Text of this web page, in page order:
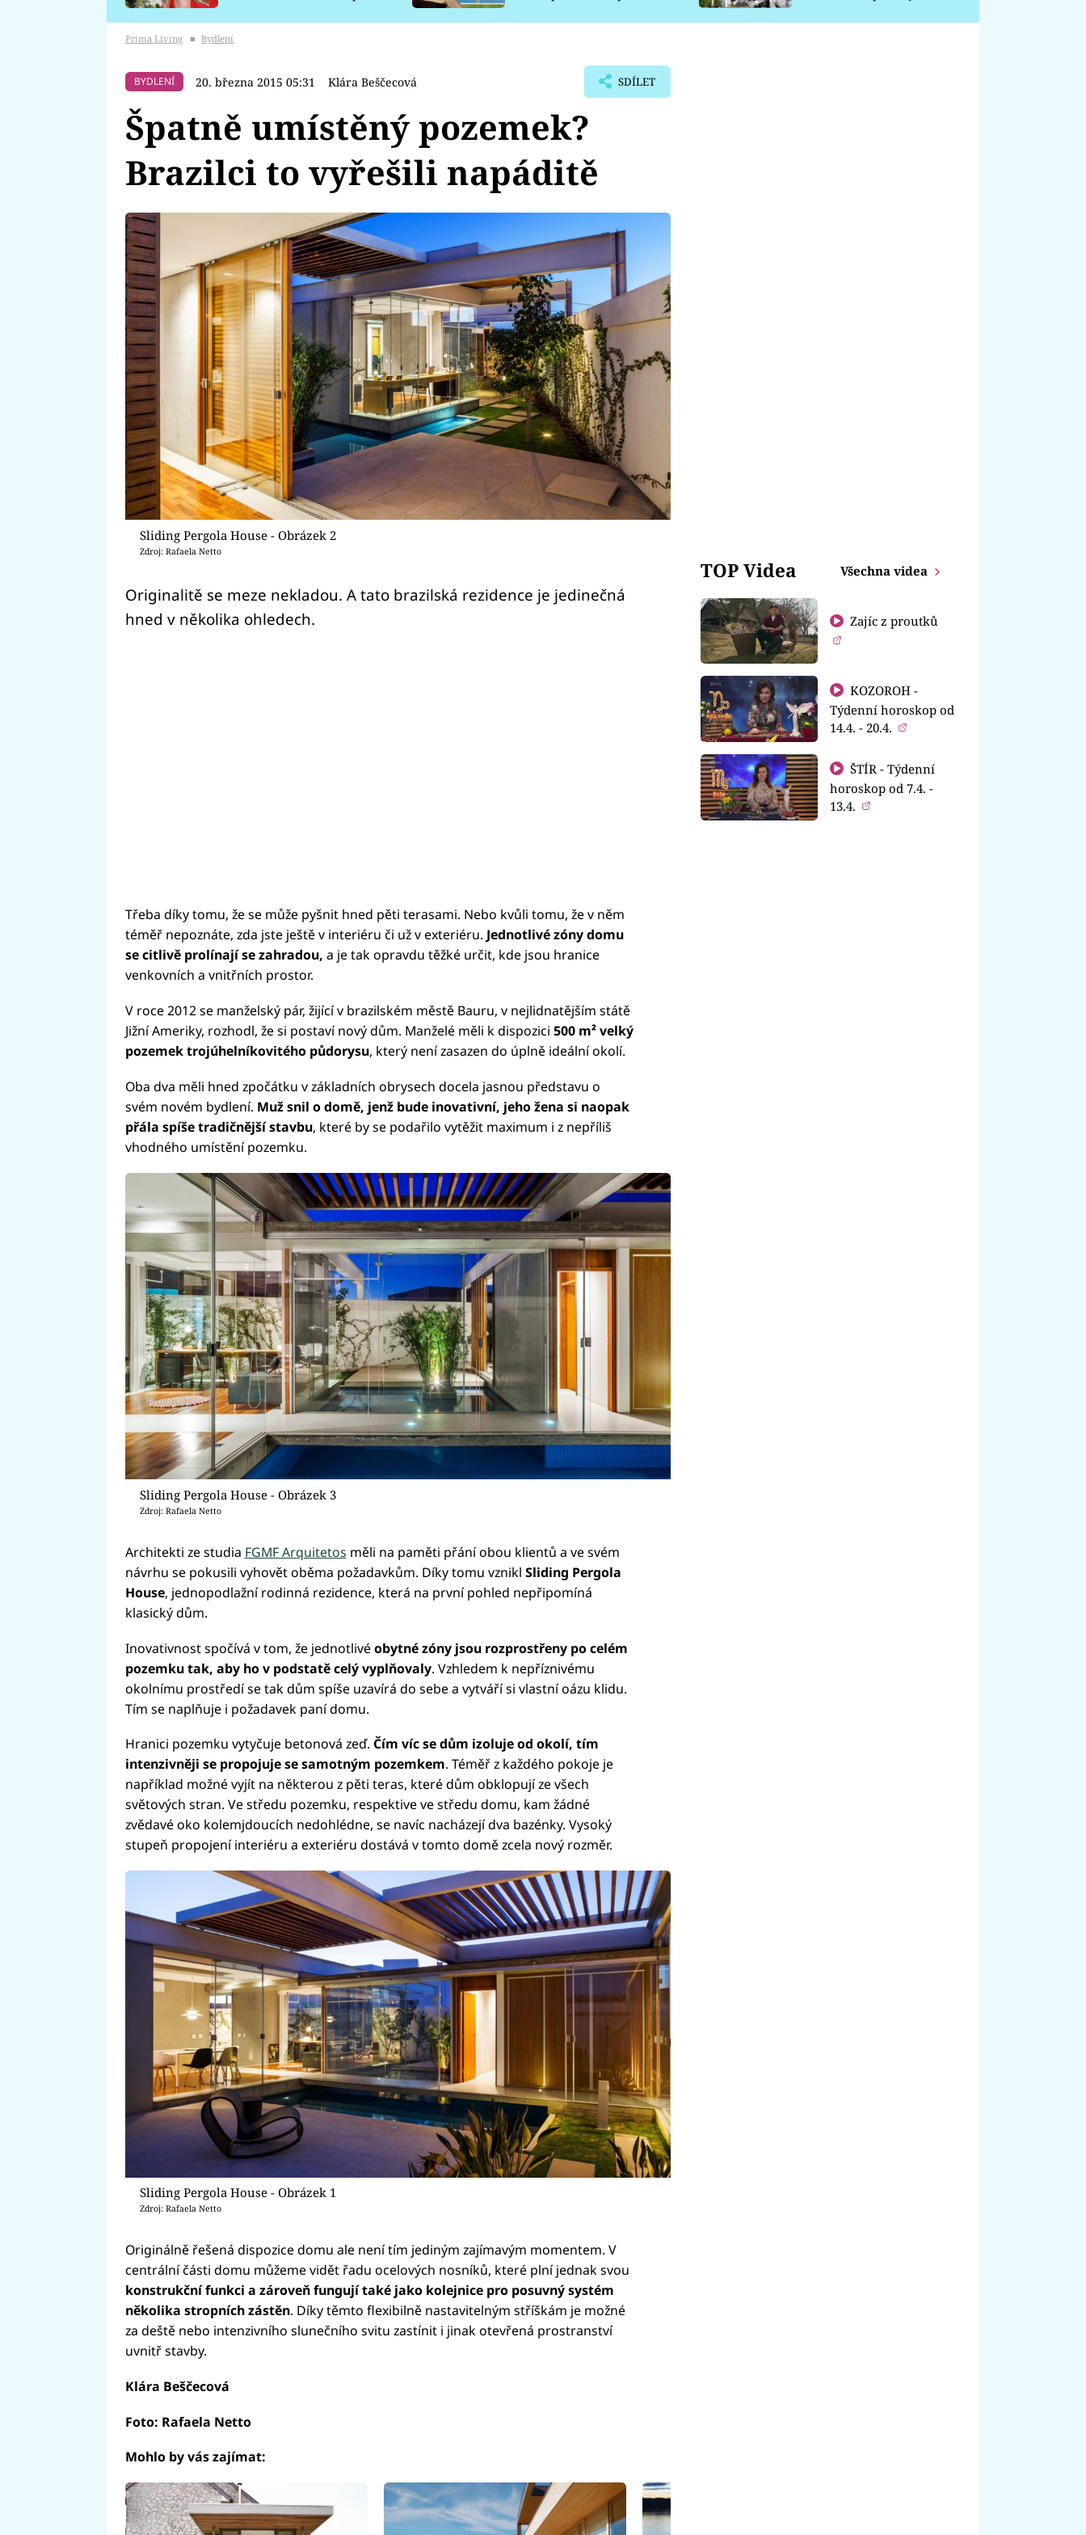
Prima Living ■ Bydlení
BYDLENÍ 20. března 2015 05:31 Klára Beščecová SDÍLET
Špatně umístěný pozemek?
Brazilci to vyřešili napáditě
Sliding Pergola House - Obrázek 2
Zdroj: Rafaela Netto
Originalitě se meze nekladou. A tato brazilská rezidence je jedinečná
hned v několika ohledech.
Třeba díky tomu, že se může pyšnit hned pěti terasami. Nebo kvůli tomu, že v něm
téměř nepoznáte, zda jste ještě v interiéru či už v exteriéru. Jednotlivé zóny domu
se citlivě prolínají se zahradou, a je tak opravdu těžké určit, kde jsou hranice
venkovních a vnitřních prostor.
V roce 2012 se manželský pár, žijící v brazilském městě Bauru, v nejlidnatějším státě
Jižní Ameriky, rozhodl, že si postaví nový dům. Manželé měli k dispozici 500 m² velký
pozemek trojúhelníkovitého půdorysu, který není zasazen do úplně ideální okolí.
Oba dva měli hned zpočátku v základních obrysech docela jasnou představu o
svém novém bydlení. Muž snil o domě, jenž bude inovativní, jeho žena si naopak
přála spíše tradičnější stavbu, které by se podařilo vytěžit maximum i z nepříliš
vhodného umístění pozemku.
Sliding Pergola House - Obrázek 3
Zdroj: Rafaela Netto
Architekti ze studia FGMF Arquitetos měli na paměti přání obou klientů a ve svém
návrhu se pokusili vyhovět oběma požadavkům. Díky tomu vznikl Sliding Pergola
House, jednopodlažní rodinná rezidence, která na první pohled nepřipomíná
klasický dům.
Inovativnost spočívá v tom, že jednotlivéobytné zóny jsou rozprostřeny po celém
pozemku tak, aby ho v podstatě celý vyplňovaly. Vzhledem k nepříznivému
okolnímu prostředí se tak dům spíše uzavírá do sebe a vytváří si vlastní oázu klidu.
Tím se naplňuje i požadavek paní domu.
Hranici pozemku vytyčuje betonová zeď. Čím víc se dům izoluje od okolí, tím
intenzivněji se propojuje se samotným pozemkem. Téměř z každého pokoje je
například možné vyjít na některou z pěti teras, které dům obklopují ze všech
světových stran. Ve středu pozemku, respektive ve středu domu, kam žádné
zvědavé oko kolemjdoucích nedohlédne, se navíc nacházejí dva bazénky. Vysoký
stupeň propojení interiéru a exteriéru dostává v tomto domě zcela nový rozměr.
Sliding Pergola House - Obrázek 1
Zdroj: Rafaela Netto
Originálně řešená dispozice domu ale není tím jediným zajímavým momentem. V
centrální části domu můžeme vidět řadu ocelových nosníků, které plní jednak svou
konstrukční funkci a zároveň fungují také jako kolejnice pro posuvný systém
několika stropních zástěn. Díky těmto flexibilně nastavitelným stříškám je možné
za deště nebo intenzivního slunečního svitu zastínit i jinak otevřená prostranství
uvnitř stavby.
Klára Beščecová
Foto: Rafaela Netto
Mohlo by vás zajímat:
TOP Videa Všechna videa
Zajíc z proutků
KOZOROH -
Týdenní horoskop od
14.4. - 20.4.
ŠTÍR - Týdenní
horoskop od 7.4. -
13.4.